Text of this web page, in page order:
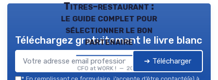
Titres-restaurant :
le guide complet pour
sélectionner le bon
partenaire
CFO at WORK ! — 2026
Téléchargez gratuitement le livre blanc
➔ Télécharger